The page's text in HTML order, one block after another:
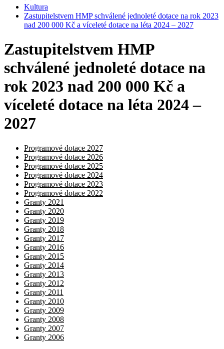
Kultura
Zastupitelstvem HMP schválené jednoleté dotace na rok 2023
nad 200 000 Kč a víceleté dotace na léta 2024 – 2027
Zastupitelstvem HMP
schválené jednoleté dotace na
rok 2023 nad 200 000 Kč a
víceleté dotace na léta 2024 –
2027
Programové dotace 2027
Programové dotace 2026
Programové dotace 2025
Programové dotace 2024
Programové dotace 2023
Programové dotace 2022
Granty 2021
Granty 2020
Granty 2019
Granty 2018
Granty 2017
Granty 2016
Granty 2015
Granty 2014
Granty 2013
Granty 2012
Granty 2011
Granty 2010
Granty 2009
Granty 2008
Granty 2007
Granty 2006